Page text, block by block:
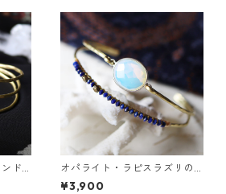
ド
オパライト・ラピスラズリの2
連バングル
¥3,900